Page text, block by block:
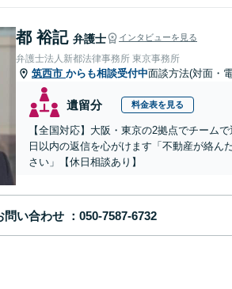
都 裕記 弁護士 インタビューを見る
弁護士法人新都法律事務所 東京事務所
筑西市 からも相談受付中面談方法(対面・
遺留分 料金表を見る
【全国対応】大阪・東京の2拠点でチーム
日以内の返信を心がけます「不動産が絡
さい」【休日相談あり】
問い合わせ